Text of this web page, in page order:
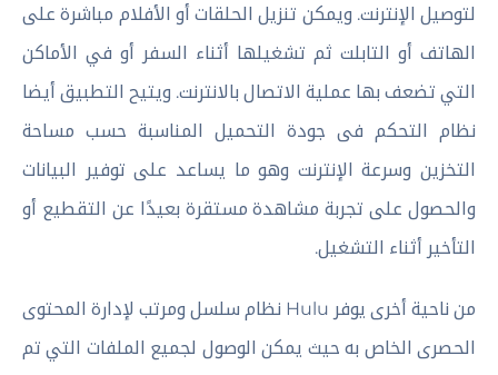
لتوصيل الإنترنت. ويمكن تنزيل الحلقات أو الأفلام مباشرة على
الهاتف أو التابلت ثم تشغيلها أثناء السفر أو في الأماكن
التي تضعف بها عملية الاتصال بالانترنت. ويتيح التطبيق أيضا
نظام التحكم فى جودة التحميل المناسبة حسب مساحة
التخزين وسرعة الإنترنت وهو ما يساعد على توفير البيانات
والحصول على تجربة مشاهدة مستقرة بعيدًا عن التقطيع أو
التأخير أثناء التشغيل.
من ناحية أخرى يوفر Hulu نظام سلسل ومرتب لإدارة المحتوى
الحصرى الخاص به حيث يمكن الوصول لجميع الملفات التي تم